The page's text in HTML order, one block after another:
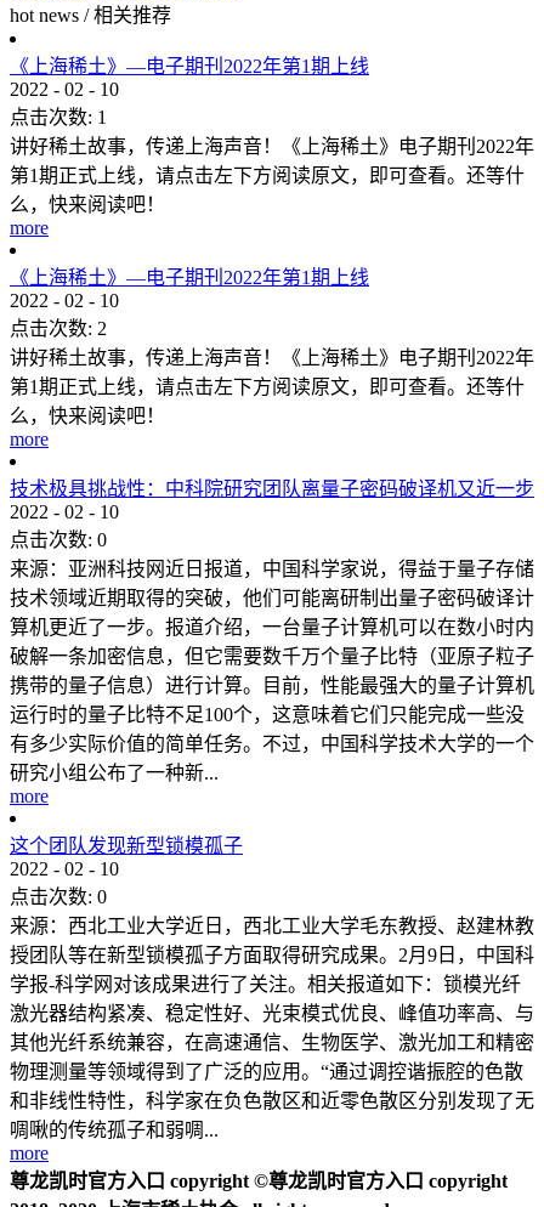
hot news / 相关推荐
《上海稀土》—电子期刊2022年第1期上线
2022 - 02 - 10
点击次数: 1
讲好稀土故事，传递上海声音！《上海稀土》电子期刊2022年
第1期正式上线，请点击左下方阅读原文，即可查看。还等什
么，快来阅读吧！
more
《上海稀土》—电子期刊2022年第1期上线
2022 - 02 - 10
点击次数: 2
讲好稀土故事，传递上海声音！《上海稀土》电子期刊2022年
第1期正式上线，请点击左下方阅读原文，即可查看。还等什
么，快来阅读吧！
more
技术极具挑战性：中科院研究团队离量子密码破译机又近一步
2022 - 02 - 10
点击次数: 0
来源：亚洲科技网近日报道，中国科学家说，得益于量子存储
技术领域近期取得的突破，他们可能离研制出量子密码破译计
算机更近了一步。报道介绍，一台量子计算机可以在数小时内
破解一条加密信息，但它需要数千万个量子比特（亚原子粒子
携带的量子信息）进行计算。目前，性能最强大的量子计算机
运行时的量子比特不足100个，这意味着它们只能完成一些没
有多少实际价值的简单任务。不过，中国科学技术大学的一个
研究小组公布了一种新...
more
这个团队发现新型锁模孤子
2022 - 02 - 10
点击次数: 0
来源：西北工业大学近日，西北工业大学毛东教授、赵建林教
授团队等在新型锁模孤子方面取得研究成果。2月9日，中国科
学报-科学网对该成果进行了关注。相关报道如下：锁模光纤
激光器结构紧凑、稳定性好、光束模式优良、峰值功率高、与
其他光纤系统兼容，在高速通信、生物医学、激光加工和精密
物理测量等领域得到了广泛的应用。“通过调控谐振腔的色散
和非线性特性，科学家在负色散区和近零色散区分别发现了无
啁啾的传统孤子和弱啁...
more
尊龙凯时官方入口 copyright ©尊龙凯时官方入口 copyright